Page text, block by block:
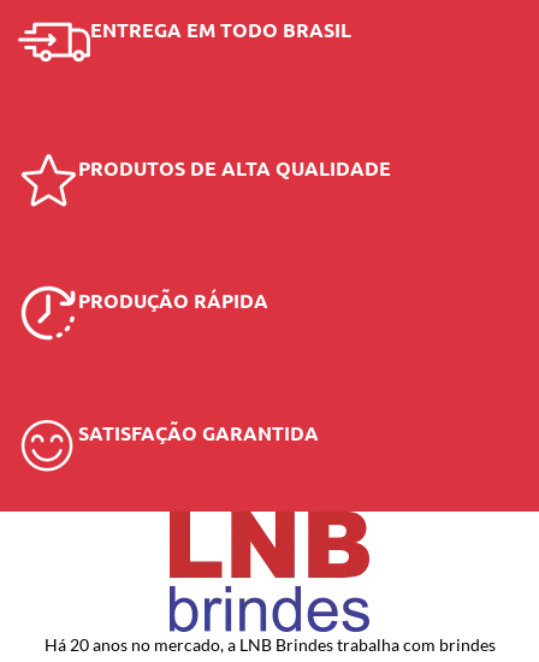
ENTREGA EM TODO BRASIL
PRODUTOS DE ALTA QUALIDADE
PRODUÇÃO RÁPIDA
SATISFAÇÃO GARANTIDA
Há 20 anos no mercado, a LNB Brindes trabalha com brindes